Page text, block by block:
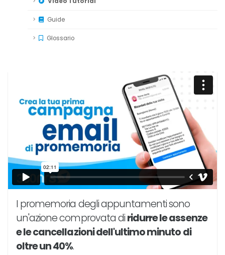
Guide
Glossario
I promemoria degli appuntamenti sono
un'azione comprovata diridurre le assenze
e le cancellazioni dell'ultimo minuto di
oltre un 40%.